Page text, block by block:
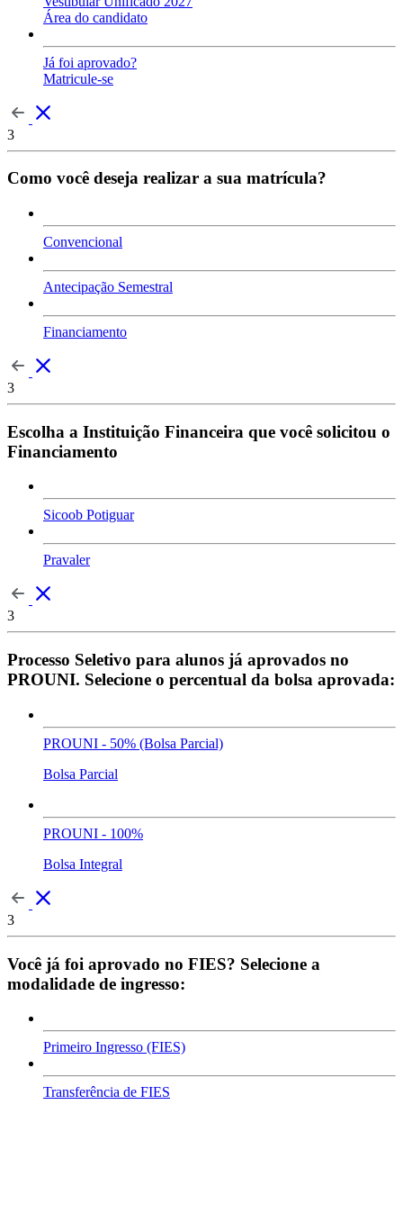
Área do candidato
Já foi aprovado?
Matricule-se
3
Como você deseja realizar a sua matrícula?
Convencional
Antecipação Semestral
Financiamento
3
Escolha a Instituição Financeira que você solicitou o
Financiamento
Sicoob Potiguar
Pravaler
3
Processo Seletivo para alunos já aprovados no
PROUNI. Selecione o percentual da bolsa aprovada:
PROUNI - 50% (Bolsa Parcial)
Bolsa Parcial
PROUNI - 100%
Bolsa Integral
3
Você já foi aprovado no FIES? Selecione a
modalidade de ingresso:
Primeiro Ingresso (FIES)
Transferência de FIES